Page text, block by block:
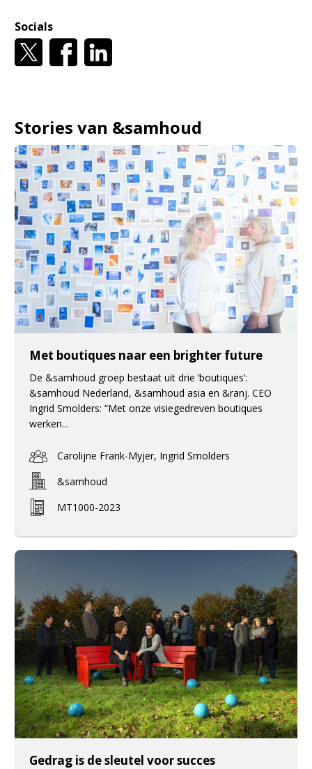
Socials
Stories van &samhoud
Met boutiques naar een brighter future
De &samhoud groep bestaat uit drie ‘boutiques’:
&samhoud Nederland, &samhoud asia en &ranj. CEO
Ingrid Smolders: “Met onze visiegedreven boutiques
werken...
Carolijne Frank-Myjer, Ingrid Smolders
&samhoud
MT1000-2023
Gedrag is de sleutel voor succes